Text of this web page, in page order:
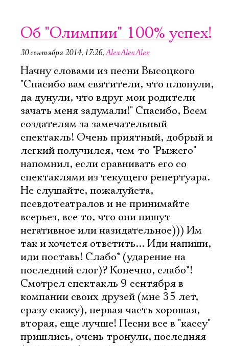
Об "Олимпии" 100% успех!
30 сентября 2014, 17:26,AlexAlexAlex
Начну словами из песни Высоцкого
"Спасибо вам святители, что плюнули,
да дунули, что вдруг мои родители
зачать меня задумали!" Спасибо, Всем
создателям за замечательный
спектакль! Очень приятный, добрый и
легкий получился, чем-то "Рыжего"
напомнил, если сравнивать его со
спектаклями из текущего репертуара.
Не слушайте, пожалуйста,
псевдотеатралов и не принимайте
всерьез, все то, что они пишут
негативное или назидательное))) Им
так и хочется ответить... Иди напиши,
иди поставь! Слабо* (ударение на
последний слог)? Конечно, слабо*!
Смотрел спектакль 9 сентября в
компании своих друзей (мне 35 лет,
сразу скажу), первая часть хорошая,
вторая, еще лучше! Песни все в "кассу"
пришлись, очень тронули, последняя